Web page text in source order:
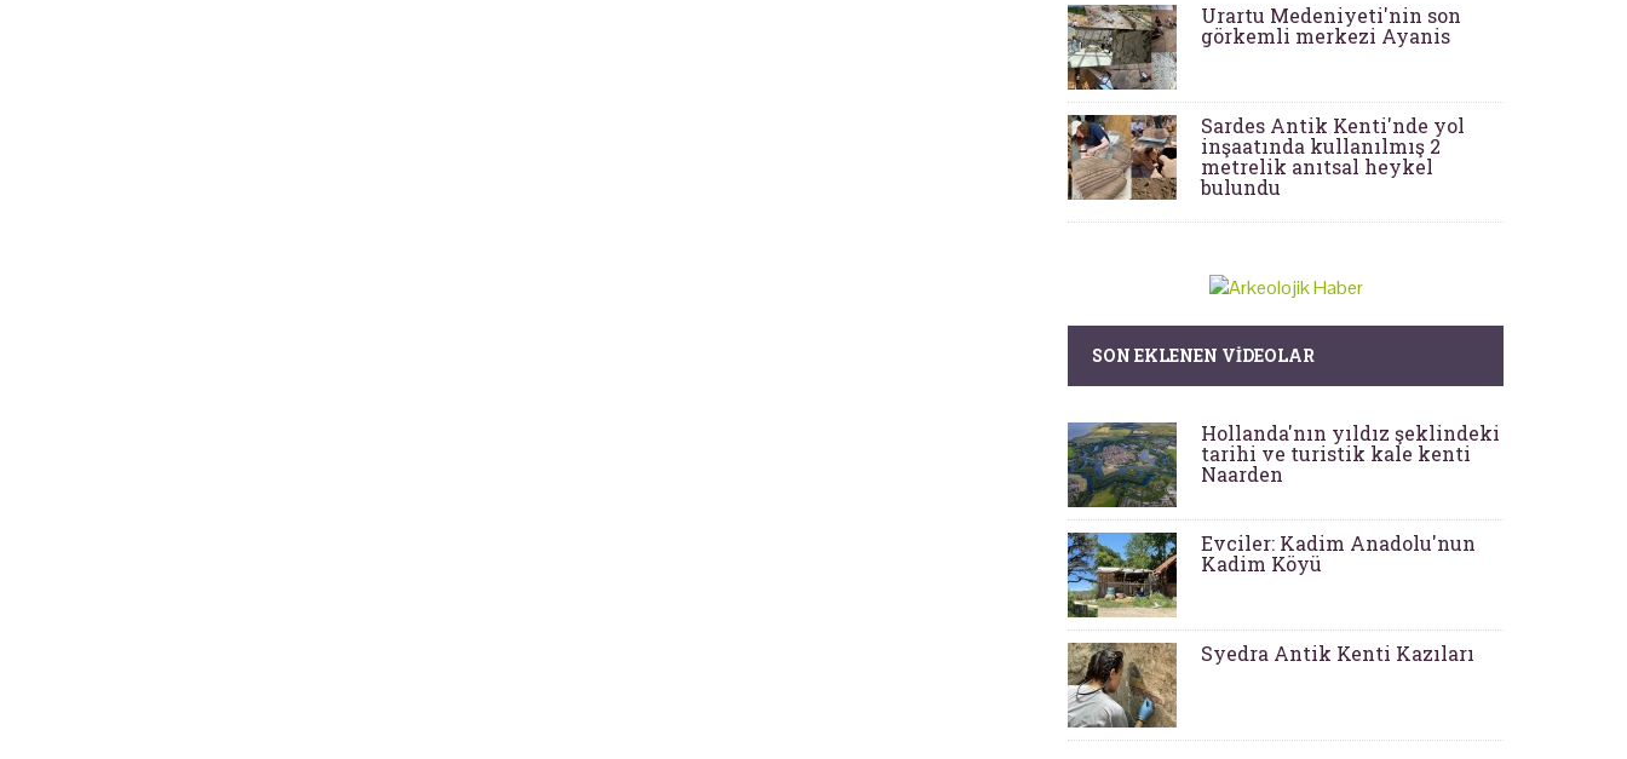
Urartu Medeniyeti'nin son
görkemli merkezi Ayanis
Sardes Antik Kenti'nde yol
inşaatında kullanılmış 2
metrelik anıtsal heykel
bulundu
SON EKLENEN VIDEOLAR
Hollanda'nın yıldız şeklindeki
tarihi ve turistik kale kenti
Naarden
Evciler: Kadim Anadolu'nun
Kadim Köyü
Syedra Antik Kenti Kazıları